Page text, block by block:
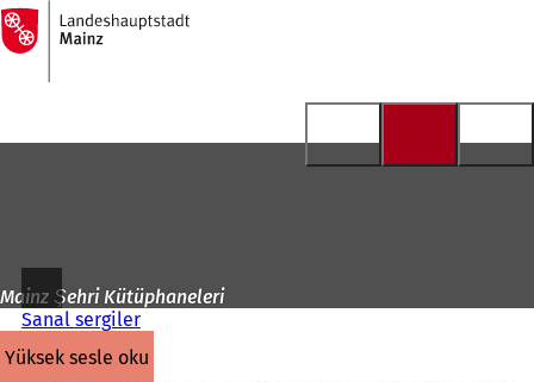
İçeriğe atla
Ana
sayfaya
Mainz Şehri Kütüphaneleri
Sanal sergiler
yüksek sesle oku